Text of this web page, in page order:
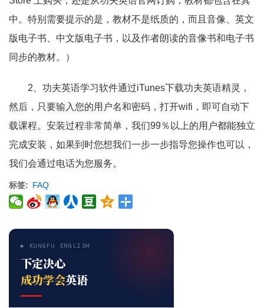
中。特别需要提示的是，教材不是纸质的，而且音像、英文
版电子书、中文版电子书，以及作者朗读的音像书和电子书
同步的教材。）
2、功夫英语学习软件通过iTunes下载功夫英语精灵，
然后，只要输入您的用户名和密码，打开wifi，即可自动下
载课程。安装过程非常简单，我们99％以上的用户都能独立
完成安装，如果到时您想我们一步一步指导您操作也可以，
我们会通过电话为您服务。
标签 FAQ
▶ KUNGFU ENGLISH
下定决心
成功学会英语